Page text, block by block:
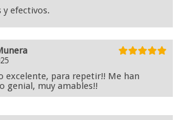
y efectivos.
excelente, para repetir!! Me han
genial, muy amables!!